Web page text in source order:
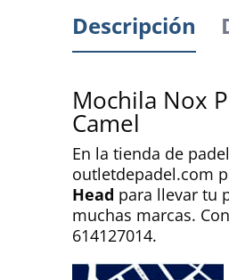
Descripción
Mochila Nox
Camel
En la tienda de
outletdepadel.com
Head para llevar tu
muchas marcas.
614127014.